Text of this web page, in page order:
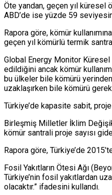
Öte yandan, geçen yıl küresel
ABD’de ise yüzde 59
Rapora göre, kömür
geçen yıl kömürlü termik
Global Energy Monitor
edildiğini ancak kömür
bu ülkeler bile kömürü
uzaklaşırken bile kömürü
Türkiye’de kapasite sabit, proje
Birleşmiş Milletler İklim
kömür santrali proje sayısı
Rapora göre, Türkiye’de
Fosil Yakıtların Ötesi Ağı
Türkiye’nin fosil yakıtlardan
olacaktır.” ifadesini kullandı.